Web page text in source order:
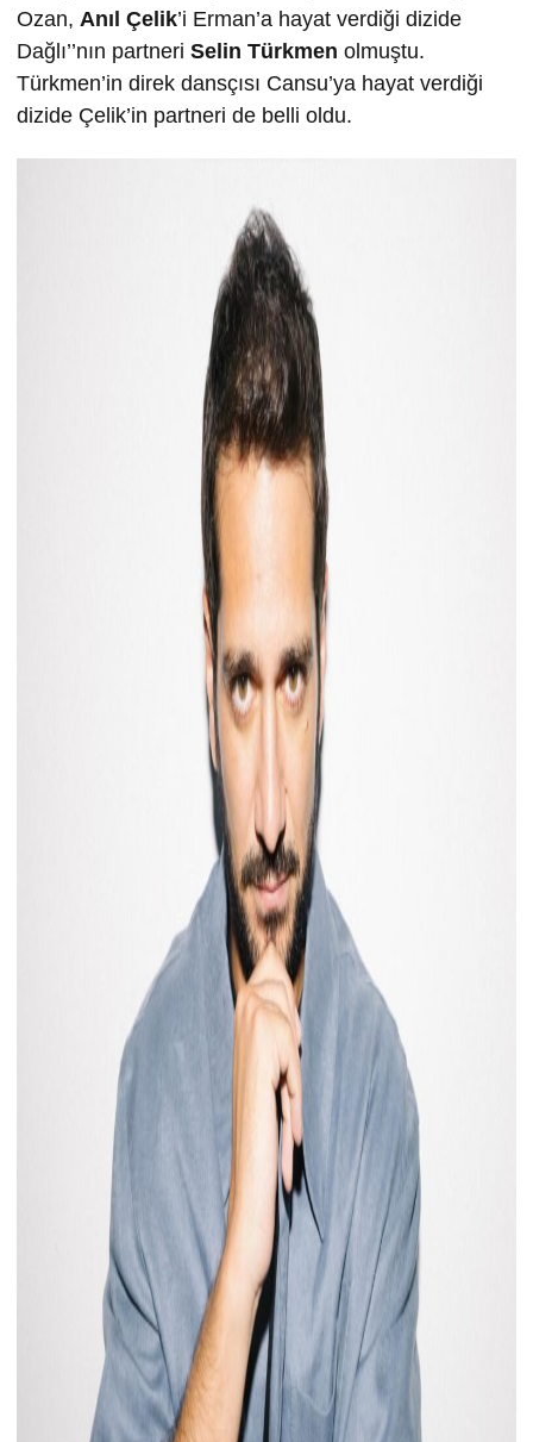
Ozan, Anıl Çelik’i Erman’a hayat verdiği dizide
Dağlı’’nın partneri Selin Türkmen olmuştu.
Türkmen’in direk dansçısı Cansu’ya hayat verdiği
dizide Çelik’in partneri de belli oldu.